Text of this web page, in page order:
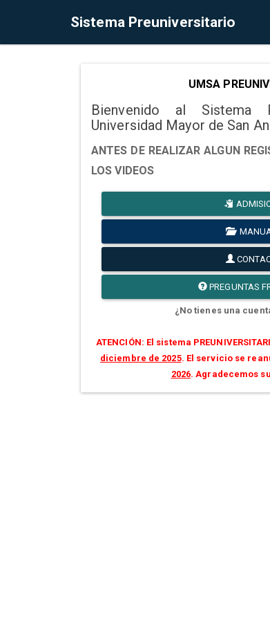
Sistema Preuniversitario
UMSA
Bienvenido al Sistema
Universidad Mayor de San
ANTES DE REALIZAR ALGUN
LOS VIDEOS
PREGUNTAS
¿No tienes una
ATENCIÓN: El sistema
diciembre de 2025. El servicio se
2026. Agradecemos